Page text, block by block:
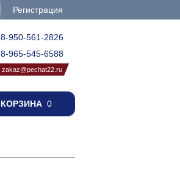
Регистрация
8-950-561-2826
8-965-545-6588
zakaz@pechat22.ru
КОРЗИНА0